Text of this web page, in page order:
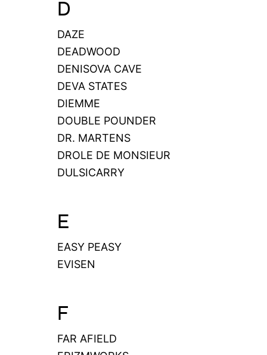
D
DAZE
DEADWOOD
DENISOVA CAVE
DEVA STATES
DIEMME
DOUBLE POUNDER
DR. MARTENS
DROLE DE MONSIEUR
DULSICARRY
E
EASY PEASY
EVISEN
F
FAR AFIELD